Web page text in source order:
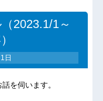
2023.1/1～
日
を伺います。